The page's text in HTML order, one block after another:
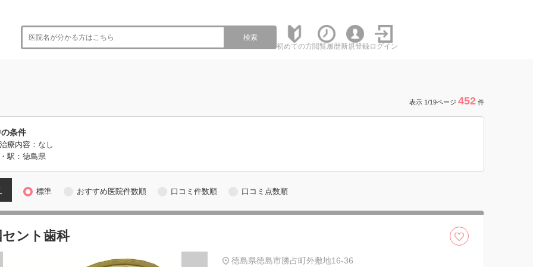
検索
初めての方閲覧履歴新規登録 ログイン
表示 1/19ページ 452 件
条件
療内容：なし
駅：徳島県
標準 おすすめ医院件数順 口コミ件数順 口コミ点数順
ント歯科
徳島県徳島市勝占町外敷地16-36